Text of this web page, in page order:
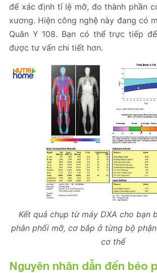
để xác định tỉ lệ mỡ, đo thành phần
xương. Hiện công nghệ này đang có
Quân Y 108. Bạn có thể trực tiếp
được tư vấn chi tiết hơn.
Kết quả chụp từ máy DXA cho bạn
phân phối mỡ, cơ bắp ở từng bộ
cơ thể
Nguyên nhân dẫn đến béo